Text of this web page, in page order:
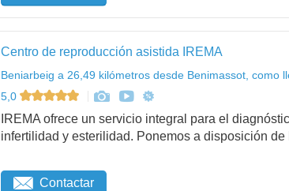
Centro de reproducción asistida IREMA
Beniarbeig a 26,49 kilómetros desde Benimassot, como
5,0
IREMA ofrece un servicio integral para el
infertilidad y esterilidad. Ponemos a disposición de
Contactar